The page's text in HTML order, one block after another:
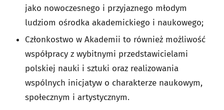
jako nowoczesnego i przyjaznego młodym
ludziom ośrodka akademickiego i naukowego;
Członkostwo w Akademii to również możliwość
współpracy z wybitnymi przedstawicielami
polskiej nauki i sztuki oraz realizowania
wspólnych inicjatyw o charakterze naukowym,
społecznym i artystycznym.